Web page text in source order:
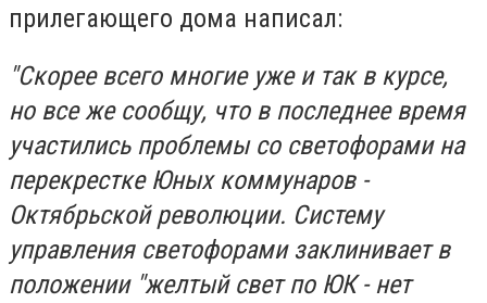
прилегающего дома написал:
"Скорее всего многие уже и так в курсе,
но все же сообщу, что в последнее время
участились проблемы со светофорами на
перекрестке Юных коммунаров -
Октябрьской революции. Систему
управления светофорами заклинивает в
положении "желтый свет по ЮК - нет